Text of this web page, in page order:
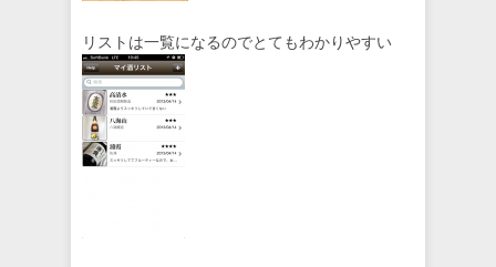
リストは一覧になるのでとてもわかりやすい